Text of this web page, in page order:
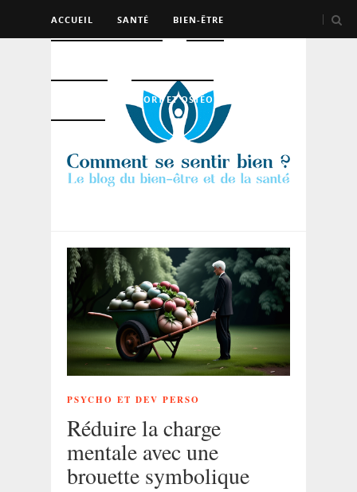
ACCUEIL SANTÉ BIEN-ÊTRE
SPORT ET OSTÉO
PSYCHO ET DEV PERSO
Réduire la charge
mentale avec une
brouette symbolique